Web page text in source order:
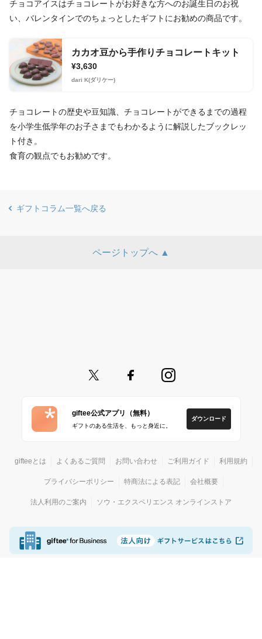
チョコアイスはチョコレートがお好きな方へのお誕生日のお祝
い、バレンタインでのちょっとしたギフトにお勧めの商品です。
カカオ豆から手作りチョコレートキット
¥3,630
dari K(ダリケー)
チョコレートの歴史や豆知識、チョコレートができるまでの過程
を小学生低学年のお子さまでもわかるように解説したブックレッ
ト付き。
食育の観点でもお勧めです。
ギフトコラム一覧へ戻る
ページトップへ ▲
giftee公式アプリ（無料）
ギフトのある生活を、もっと身近に。
ダウンロード
gifteeとは よくあるご質問 お問い合わせ ご利用ガイド 利用規約
プライバシーポリシー 特商法による表記 会社概要
法人利用のご案内 ソウ・エクスペリエンス オンラインストア